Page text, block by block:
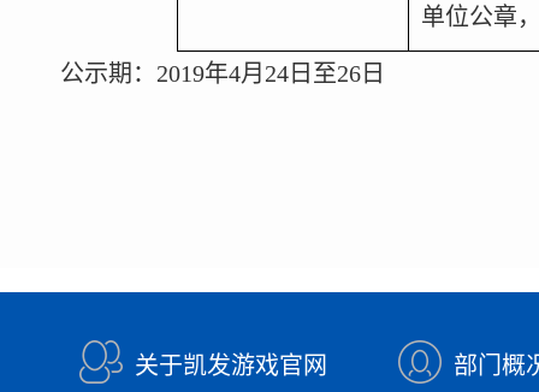
单位公章
公示期： 2019年4月 24 日至26 日
关于凯发游戏官网 部门概